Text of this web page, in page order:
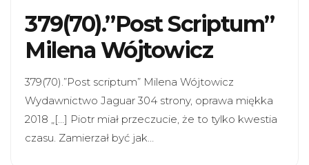
379(70).”Post Scriptum”
Milena Wójtowicz
379(70).”Post scriptum” Milena Wójtowicz
Wydawnictwo Jaguar 304 strony, oprawa miękka
2018 „[…] Piotr miał przeczucie, że to tylko kwestia
czasu. Zamierzał być jak…